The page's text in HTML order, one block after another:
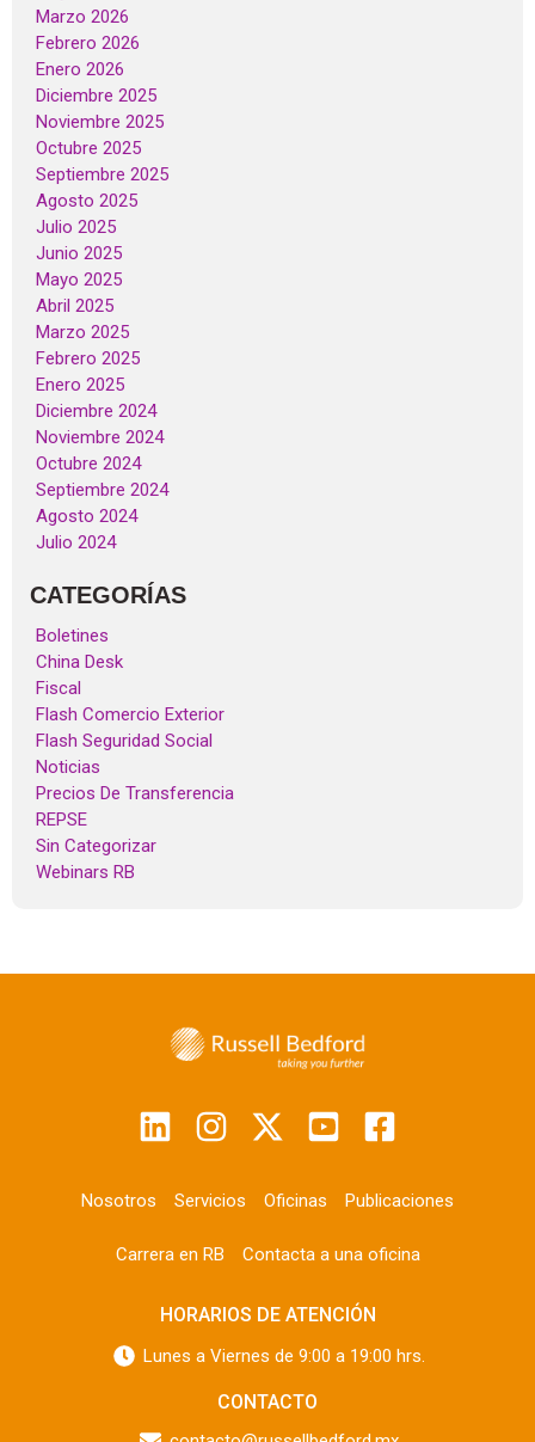
Marzo 2026
Febrero 2026
Enero 2026
Diciembre 2025
Noviembre 2025
Octubre 2025
Septiembre 2025
Agosto 2025
Julio 2025
Junio 2025
Mayo 2025
Abril 2025
Marzo 2025
Febrero 2025
Enero 2025
Diciembre 2024
Noviembre 2024
Octubre 2024
Septiembre 2024
Agosto 2024
Julio 2024
CATEGORÍAS
Boletines
China Desk
Fiscal
Flash Comercio Exterior
Flash Seguridad Social
Noticias
Precios De Transferencia
REPSE
Sin Categorizar
Webinars RB
Nosotros Servicios Oficinas Publicaciones
Carrera en RB Contacta a una oficina
HORARIOS DE ATENCIÓN
Lunes a Viernes de 9:00 a 19:00 hrs.
CONTACTO